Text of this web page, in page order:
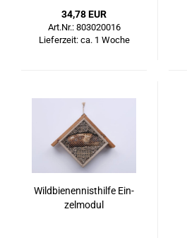
34,78 EUR
Art.Nr.: 803020016
Lieferzeit: ca. 1 Woche
Wild­bie­nen­nist­hil­fe Ein­
zel­mo­dul